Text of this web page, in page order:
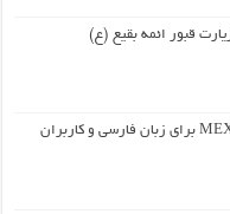
قبور ائمه بقیع (ع)
دانلود اپلیکیشن صرافی MEXC برای زبان فارسی و کاربران